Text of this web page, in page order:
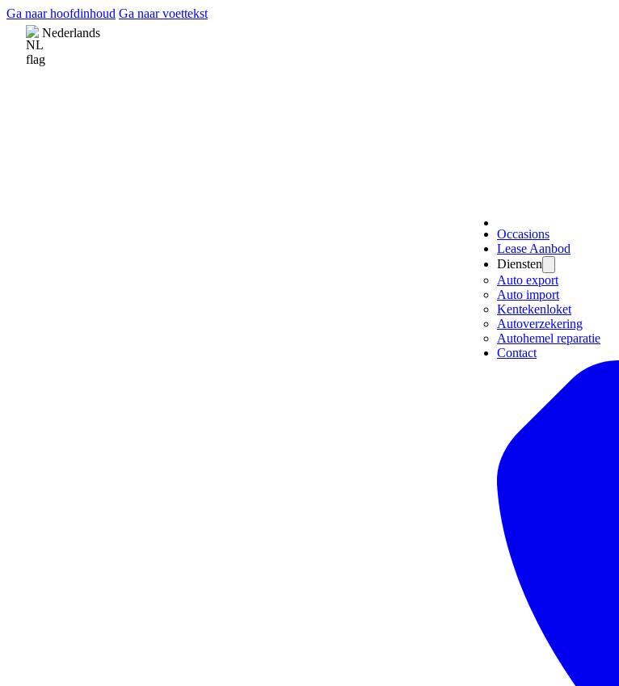
Ga naar hoofdinhoud Ga naar voettekst
Nederlands
Occasions
Lease Aanbod
Diensten
Auto export
Auto import
Kentekenloket
Autoverzekering
Autohemel reparatie
Contact